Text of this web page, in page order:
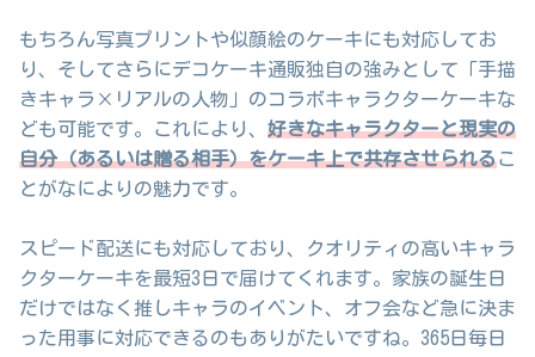
もちろん写真プリントや似顔絵のケーキにも対応してお
り、そしてさらにデコケーキ通販独自の強みとして「手描
きキャラ×リアルの人物」のコラボキャラクターケーキな
ども可能です。これにより、 好きなキャラクターと現実の
自分（あるいは贈る相手）をケーキ上で共存させられるこ
とがなによりの魅力です。
スピード配送にも対応しており、クオリティの高いキャラ
クターケーキを最短3日で届けてくれます。家族の誕生日
だけではなく推しキャラのイベント、オフ会など急に決ま
った用事に対応できるのもありがたいですね。365日毎日